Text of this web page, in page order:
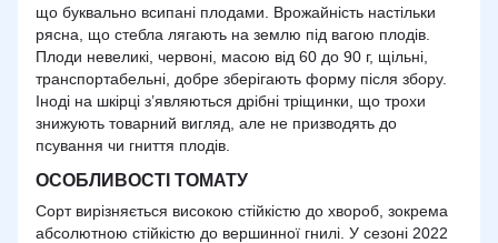
що буквально всипані плодами. Врожайність настільки
рясна, що стебла лягають на землю під вагою плодів.
Плоди невеликі, червоні, масою від 60 до 90 г, щільні,
транспортабельні, добре зберігають форму після збору.
Іноді на шкірці з’являються дрібні тріщинки, що трохи
знижують товарний вигляд, але не призводять до
псування чи гниття плодів.
ОСОБЛИВОСТІ ТОМАТУ
Сорт вирізняється високою стійкістю до хвороб, зокрема
абсолютною стійкістю до вершинної гнилі. У сезоні 2022